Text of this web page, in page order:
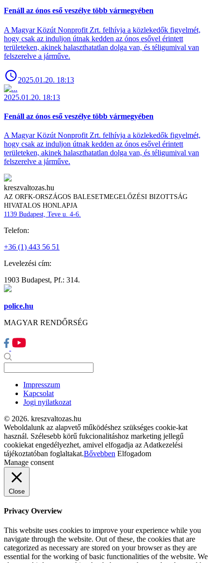
Fenáll az ónos eső veszélye több vármegyében
A Magyar Közút Nonprofit Zrt. felhívja a közlekedők figyelmét,
hogy csak az induljon útnak kedden az ónos esővel érintett
területeken, akinek halaszthatatlan dolga van, és téligumival van
felszerelve a járműve.
2025.01.20. 18:13
2025.01.20. 18:13
Fenáll az ónos eső veszélye több vármegyében
A Magyar Közút Nonprofit Zrt. felhívja a közlekedők figyelmét,
hogy csak az induljon útnak kedden az ónos esővel érintett
területeken, akinek halaszthatatlan dolga van, és téligumival van
felszerelve a járműve.
kreszvaltozas.hu
AZ ORFK-ORSZÁGOS BALESETMEGELŐZÉSI BIZOTTSÁG
HIVATALOS HONLAPJA
1139 Budapest, Teve u. 4-6.
Telefon:
+36 (1) 443 56 51
Levelezési cím:
1903 Budapest, Pf.: 314.
police.hu
MAGYAR RENDŐRSÉG
Impresszum
Kapcsolat
Jogi nyilatkozat
© 2026. kreszvaltozas.hu
Weboldalunk az alapvető működéshez szükséges cookie-kat
használ. Szélesebb körű fukcionalitáshoz marketing jellegű
cookiekat engedélyezhet, amivel elfogadja az Adatkezelési
tájékoztatóban foglaltakat.Bővebben Elfogadom
Manage consent
Close
Privacy Overview
This website uses cookies to improve your experience while you
navigate through the website. Out of these, the cookies that are
categorized as necessary are stored on your browser as they are
essential for the working of basic functionalities of the website. We